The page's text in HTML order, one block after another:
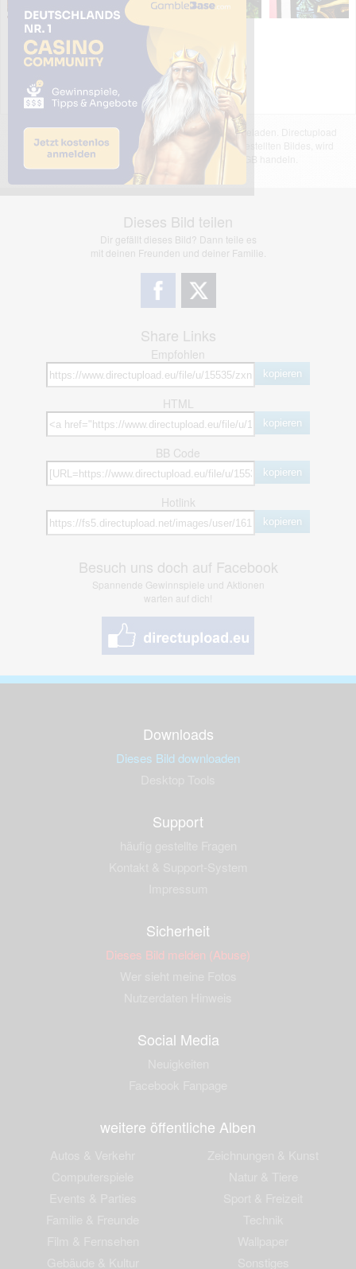
Das dargestellte Bild wurde von einem Nutzer hochgeladen. Directupload
übernimmt keinerlei Haftung für den Inhalt des dargestellten Bildes, wird
jedoch bei Verstößen nach §2(3) unserer AGB handeln.
Dieses Bild teilen
Dir gefällt dieses Bild? Dann teile es
mit deinen Freunden und deiner Familie.
Share Links
Empfohlen
kopieren
HTML
kopieren
BB Code
kopieren
Hotlink
kopieren
Besuch uns doch auf Facebook
Spannende Gewinnspiele und Aktionen
warten auf dich!
Downloads
Dieses Bild downloaden
Support
Sicherheit
Dieses Bild melden (Abuse)
Social Media
weitere öffentliche Alben